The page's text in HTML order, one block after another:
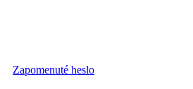
Zapomenuté heslo